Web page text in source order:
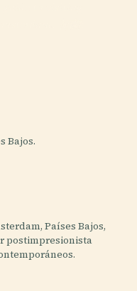
Bajos.
Países Bajos,
postimpresionista